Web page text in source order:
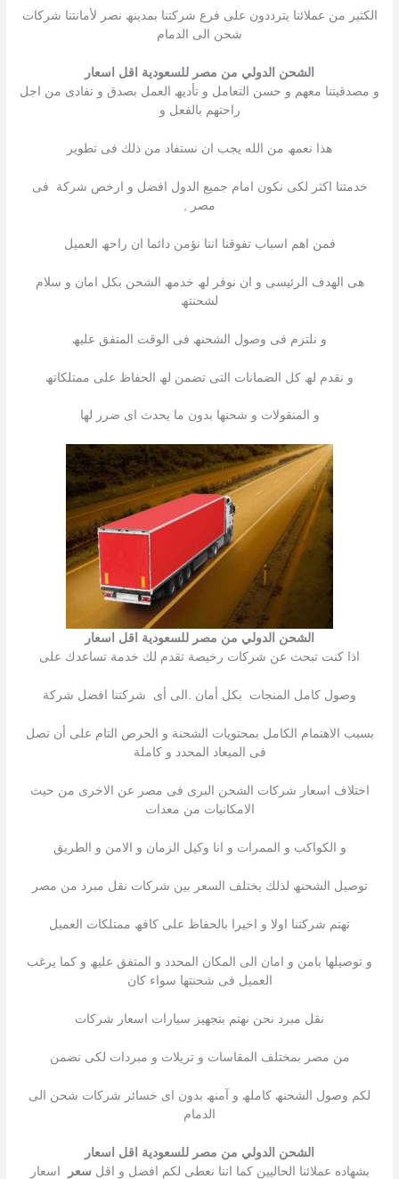
الكثیر من عملائنا یترددون على فرع شركتنا بمدینھ نصر لأمانتنا شركات
شحن الى الدمام
الشحن الدولي من مصر للسعودية اقل اسعار
و مصدقیتنا معھم و حسن التعامل و تأدیھ العمل بصدق و تفادى من اجل
راحتھم بالفعل و
ھذا نعمھ من الله یجب ان نستفاد من ذلك فى تطویر
خدمتنا اكثر لكى نكون امام جمیع الدول افضل و ارخص شركة فى
مصر ,
فمن اھم اسباب تفوقنا اننا نؤمن دائما ان راحھ العمیل
ھى الھدف الرئیسى و ان نوفر لھ خدمھ الشحن بكل امان و سلام
لشحنتھ
و نلتزم فى وصول الشحنھ فى الوقت المتفق علیھ
و نقدم لھ كل الضمانات التى تضمن لھ الحفاظ على ممتلكاتھ
و المنقولات و شحنھا بدون ما یحدث اى ضرر لھا
الشحن الدولي من مصر للسعودية اقل اسعار
اذا كنت تبحث عن شركات رخیصة تقدم لك خدمة تساعدك على
وصول كامل المنجات بكل أمان .الى أى شركتنا افضل شركة
بسبب الاھتمام الكامل بمحتویات الشحنة و الحرص التام على أن تصل
فى المیعاد المحدد و كاملة
اختلاف اسعار شركات الشحن البرى فى مصر عن الاخرى من حیث
الامكانیات من معدات
و الكواكب و الممرات و انا وكيل الزمان و الامن و الطريق
توصیل الشحنھ لذلك یختلف السعر بین شركات نقل مبرد من مصر
تھتم شركتنا اولا و اخیرا بالحفاظ على كافھ ممتلكات العمیل
و توصیلھا بامن و امان الى المكان المحدد و المتفق علیھ و كما یرغب
العمیل فى شحنتھا سواء كان
نقل مبرد نحن نھتم بتجھیز سیارات اسعار شركات
من مصر بمختلف المقاسات و تریلات و مبردات لكى نضمن
لكم وصول الشحنھ كاملھ و آمنھ بدون اى خسائر شركات شحن الى
الدمام
الشحن الدولي من مصر للسعودية اقل اسعار
بشھاده عملائنا الحالیین كما اننا نعطى لكم افضل و اقل سعر
اسعار